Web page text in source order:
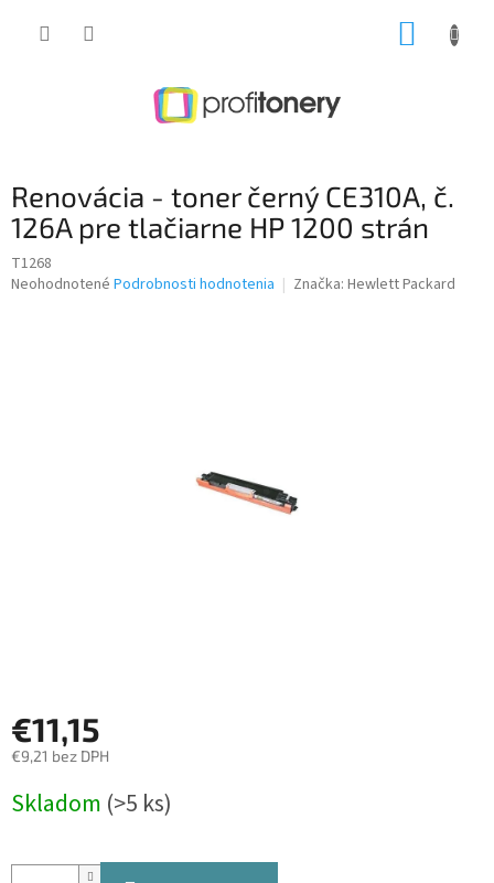
Renovácia - toner černý CE310A, č.
126A pre tlačiarne HP 1200 strán
T1268
Priemerné
Neohodnotené Podrobnosti hodnotenia Značka: Hewlett Packard
€11,15
€9,21 bez DPH
cena:
Skladom (>5 ks)